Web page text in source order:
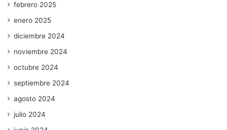
febrero 2025
enero 2025
diciembre 2024
noviembre 2024
octubre 2024
septiembre 2024
agosto 2024
julio 2024